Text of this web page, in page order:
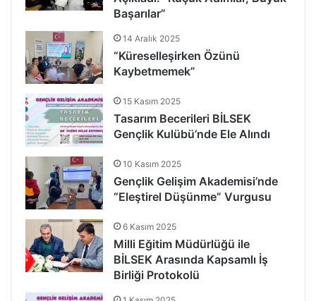
Başarılar”
14 Aralık 2025
“Küreselleşirken Özünü
Kaybetmemek”
15 Kasım 2025
Tasarım Becerileri BİLSEK
Gençlik Kulübü’nde Ele Alındı
10 Kasım 2025
Gençlik Gelişim Akademisi’nde
“Eleştirel Düşünme” Vurgusu
6 Kasım 2025
Milli Eğitim Müdürlüğü ile
BİLSEK Arasında Kapsamlı İş
Birliği Protokolü